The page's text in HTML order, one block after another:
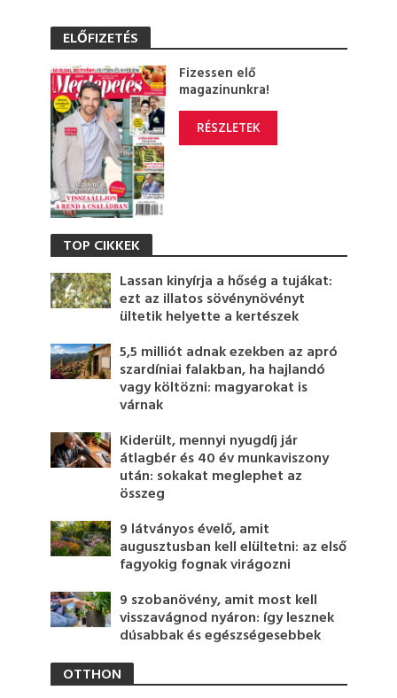
ELŐFIZETÉS
Fizessen elő
magazinunkra!
RÉSZLETEK
TOP CIKKEK
Lassan kinyírja a hőség a tujákat:
ezt az illatos sövénynövényt
ültetik helyette a kertészek
5,5 milliót adnak ezekben az apró
szardíniai falakban, ha hajlandó
vagy költözni: magyarokat is
várnak
Kiderült, mennyi nyugdíj jár
átlagbér és 40 év munkaviszony
után: sokakat meglephet az
összeg
9 látványos évelő, amit
augusztusban kell elültetni: az első
fagyokig fognak virágozni
9 szobanövény, amit most kell
visszavágnod nyáron: így lesznek
dúsabbak és egészségesebbek
OTTHON